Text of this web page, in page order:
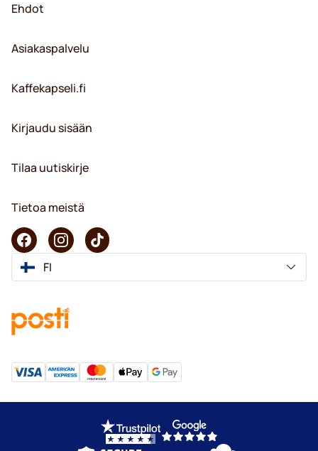
Ehdot
Asiakaspalvelu
Kaffekapseli.fi
Kirjaudu sisään
Tilaa uutiskirje
Tietoa meistä
FI